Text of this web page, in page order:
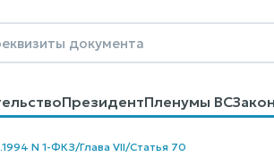
ПрезидентПленумы ВС
КонтактыПомощьПоиск
N 1-ФКЗ/Глава VII/Статья 70